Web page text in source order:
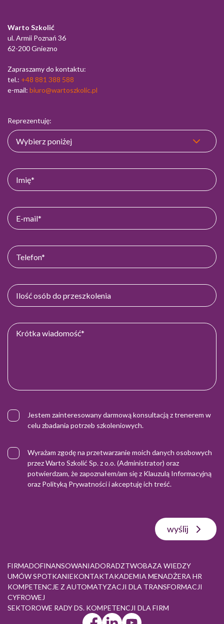
Warto Szkolić
ul. Armii Poznań 36
62-200 Gniezno
Zapraszamy do kontaktu:
tel.: +48 881 388 588
e-mail: biuro@wartoszkolic.pl
Reprezentuję:
Jestem zainteresowany darmową konsultacją z trenerem w
celu zbadania potrzeb szkoleniowych.
Wyrażam zgodę na przetwarzanie moich danych osobowych
przez Warto Szkolić Sp. z o.o. (Administrator) oraz
potwierdzam, że zapoznałem/am się z Klauzulą Informacyjną
oraz Polityką Prywatnościi akceptuję ich treść.
wyślij
FIRMADOFINANSOWANIADORADZTWOBAZA WIEDZY
UMÓW SPOTKANIEKONTAKTAKADEMIA MENADŻERA HR
KOMPETENCJE Z AUTOMATYZACJI DLA TRANSFORMACJI
CYFROWEJ
SEKTOROWE RADY DS. KOMPETENCJI DLA FIRM